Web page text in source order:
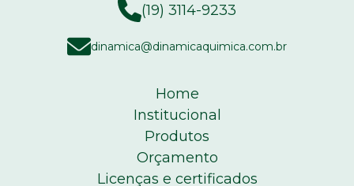
(19) 3114-9233
dinamica@dinamicaquimica.com.br
Home
Institucional
Produtos
Orçamento
Licenças e certificados